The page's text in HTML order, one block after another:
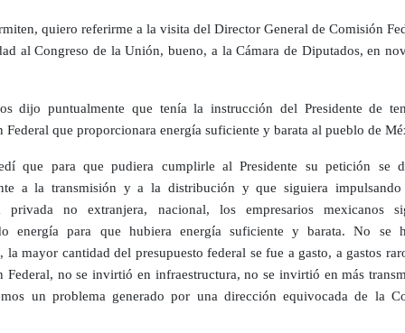
quiero referirme a la visita del Director General de Comisión
al Congreso de la Unión, bueno, a la Cámara de Diputados, en
dijo puntualmente que tenía la instrucción del Presidente de
Federal que proporcionara energía suficiente y barata al pueblo de
que para que pudiera cumplirle al Presidente su petición se
a la transmisión y a la distribución y que siguiera
privada no extranjera, nacional, los empresarios mexicanos
energía para que hubiera energía suficiente y barata. No se
la mayor cantidad del presupuesto federal se fue a gasto, a gastos
Federal, no se invirtió en infraestructura, no se invirtió en más
un problema generado por una dirección equivocada de la